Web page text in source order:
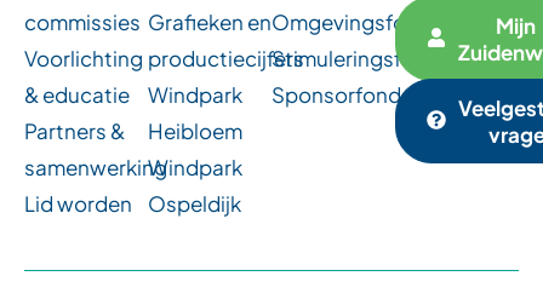
commissies
Voorlichting
& educatie
Partners &
samenwerking
Lid worden
Grafieken en
productiecijfers
Windpark
Heibloem
Windpark
Ospeldijk
Omgevingsfondsen
Stimuleringsfonds
Sponsorfonds
Mijn